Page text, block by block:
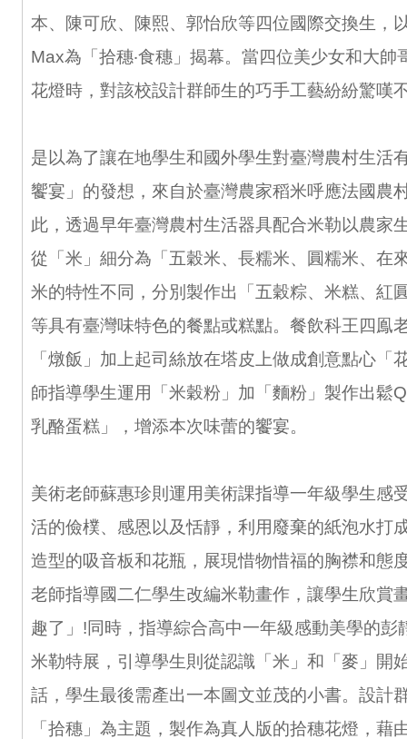
本、陳可欣、陳熙、郭怡欣等四位國際交換生，
Max為「拾穗‧食穗」揭幕。當四位美少女和大帥
花燈時，對該校設計群師生的巧手工藝紛紛驚嘆
是以為了讓在地學生和國外學生對臺灣農村生活
饗宴」的發想，來自於臺灣農家稻米呼應法國農
此，透過早年臺灣農村生活器具配合米勒以農家
從「米」細分為「五穀米、長糯米、圓糯米、在
米的特性不同，分別製作出「五穀粽、米糕、紅
等具有臺灣味特色的餐點或糕點。餐飲科王四鳯
「燉飯」加上起司絲放在塔皮上做成創意點心「
師指導學生運用「米穀粉」加「麵粉」製作出鬆
乳酪蛋糕」，增添本次味蕾的饗宴。
美術老師蘇惠珍則運用美術課指導一年級學生感
活的儉樸、感恩以及恬靜，利用廢棄的紙泡水打
造型的吸音板和花瓶，展現惜物惜福的胸襟和態
老師指導國二仁學生改編米勒畫作，讓學生欣賞
趣了」!同時，指導綜合高中一年級感動美學的彭
米勒特展，引導學生則從認識「米」和「麥」開
話，學生最後需產出一本圖文並茂的小書。設計
「拾穗」為主題，製作為真人版的拾穗花燈，藉